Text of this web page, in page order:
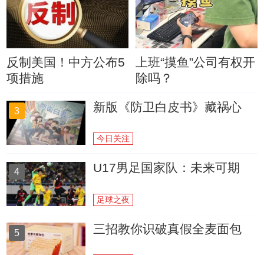
反制美国！中方公布5
项措施
上班“摸鱼”公司有权开
除吗？
3 新版《防卫白皮书》藏祸心
今日关注
4 U17男足国家队：未来可期
足球之夜
5 三招教你识破真假全麦面包